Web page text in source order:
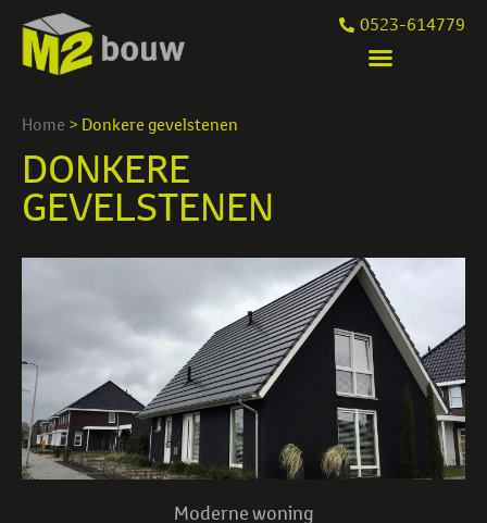
0523-614779
Home > Donkere gevelstenen
DONKERE
GEVELSTENEN
Moderne woning